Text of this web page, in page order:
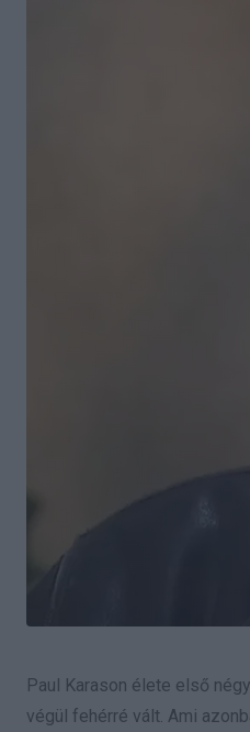
Paul Karason élete első
végül fehérré vált. Ami